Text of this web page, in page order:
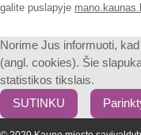
galite puslapyje
Norime Jus informuoti,
(angl. cookies). Šie
statistikos tikslais.
SUTINKU